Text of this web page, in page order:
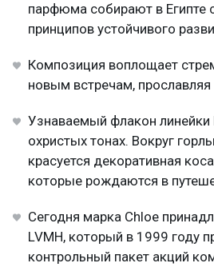
парфюма собирают в Египте
принципов устойчивого
Композиция воплощает
новым встречам, прославляя
Узнаваемый флакон
охристых тонах. Вокруг
красуется декоративная
которые рождаются в
Сегодня марка Chloe
LVMH, который в 1999 году
контрольный пакет акций